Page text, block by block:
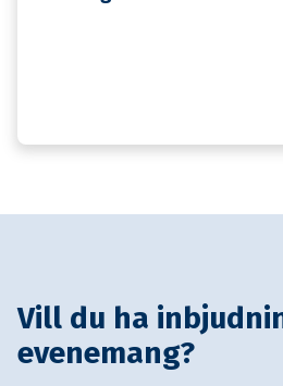
Vill du ha
evenemang?